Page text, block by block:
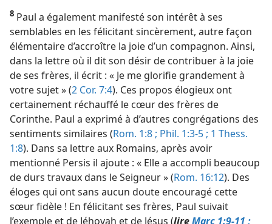
8 Paul a également manifesté son intérêt à ses
semblables en les félicitant sincèrement, autre façon
élémentaire d’accroître la joie d’un compagnon. Ainsi,
dans la lettre où il dit son désir de contribuer à la joie
de ses frères, il écrit : « Je me glorifie grandement à
votre sujet » (2 Cor. 7:4). Ces propos élogieux ont
certainement réchauffé le cœur des frères de
Corinthe. Paul a exprimé à d’autres congrégations des
sentiments similaires (Rom. 1:8 ; Phil. 1:3-5 ; 1 Thess.
1:8). Dans sa lettre aux Romains, après avoir
mentionné Persis il ajoute : « Elle a accompli beaucoup
de durs travaux dans le Seigneur » (Rom. 16:12). Des
éloges qui ont sans aucun doute encouragé cette
sœur fidèle ! En félicitant ses frères, Paul suivait
l’exemple et de Jéhovah et de Jésus (lireMarc 1:9-11 ;